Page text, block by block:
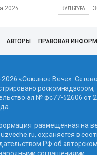
2026 КУЛЬТУРА
АВТОРЫ ПРАВОВАЯ
«Союзное Вече».
роскомнадзором,
эл № фc77-52606 от
размещенная на
охраняется в
РФ об
соглашениями.